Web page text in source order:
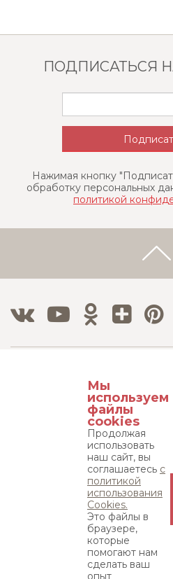
ПОДПИСАТЬСЯ
Нажимая кнопку
обработку персональных
политикой
8 800 500 12 63
8 495 215 08 08
115533, г. Москва, пр-т
бизнес-центр
© «ЭЛФАРУС» 1999-2026. ВСЕ ПРАВА
ИСПОЛЬЗОВАНИЯ САЙТА
Фотографические произведения
Мы
используем
файлы
cookies
Продолжая
использовать
наш сайт, вы
соглашаетесь с
политикой
использования
Cookies.
Это файлы в
браузере,
которые
помогают нам
сделать ваш
опыт